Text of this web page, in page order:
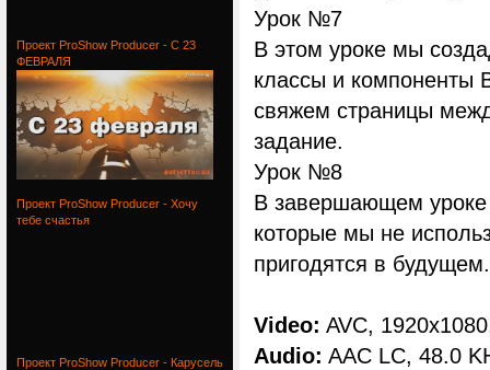
Урок №7
В этом уроке мы
классы и компоненты
свяжем страницы
задание.
Урок №8
В завершающем уроке
которые мы не
пригодятся в
Video: AVC,
Audio: AAC LC, 48.0
Проект ProShow Producer - С 23
ФЕВРАЛЯ
Проект ProShow Producer - Хочу
тебе счастья
Проект ProShow Producer - Карусель